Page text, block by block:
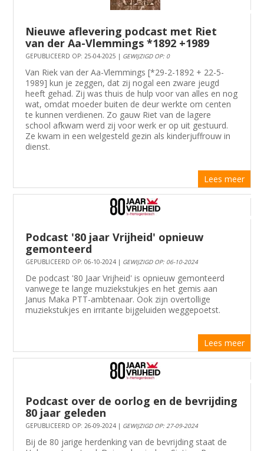
Nieuwe aflevering podcast met Riet
van der Aa-Vlemmings *1892 +1989
GEPUBLICEERD OP: 25-04-2025 | GEWIJZIGD OP: 0
Van Riek van der Aa-Vlemmings [*29-2-1892 + 22-5-
1989] kun je zeggen, dat zij nogal een zware jeugd
heeft gehad. Zij was thuis de hulp voor van alles en nog
wat, omdat moeder buiten de deur werkte om centen
te kunnen verdienen. Zo gauw Riet van de lagere
school afkwam werd zij voor werk er op uit gestuurd.
Ze kwam in een welgesteld gezin als kinderjuffrouw in
dienst.
Lees meer
Podcast '80 jaar Vrijheid' opnieuw
gemonteerd
GEPUBLICEERD OP: 06-10-2024 | GEWIJZIGD OP: 06-10-2024
De podcast '80 Jaar Vrijheid' is opnieuw gemonteerd
vanwege te lange muziekstukjes en het gemis aan
Janus Maka PTT-ambtenaar. Ook zijn overtollige
muziekstukjes en irritante bijgeluiden weggepoetst.
Lees meer
Podcast over de oorlog en de bevrijding
80 jaar geleden
GEPUBLICEERD OP: 26-09-2024 | GEWIJZIGD OP: 27-09-2024
Bij de 80 jarige herdenking van de bevrijding staat de